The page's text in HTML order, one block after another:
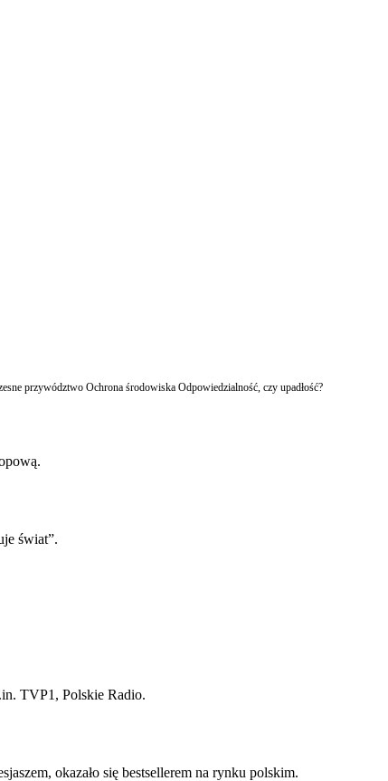
przywództwo Ochrona środowiska Odpowiedzialność, czy upadłość?
świat”.
TVP1, Polskie Radio.
okazało się bestsellerem na rynku polskim.